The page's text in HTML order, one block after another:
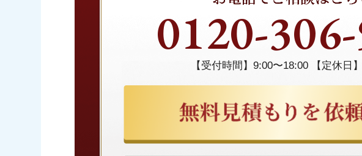
0120-
【受付時間】9:00〜18:00 【定休日